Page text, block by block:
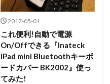
2017-05-01
これ便利!自動で電源
On/Offできる『Inateck
iPad mini Bluetoothキーボ
ードカバー BK2002』使っ
てみた!